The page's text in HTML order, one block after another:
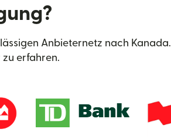
Anbieternetz nach Kanada.
zu erfahren.